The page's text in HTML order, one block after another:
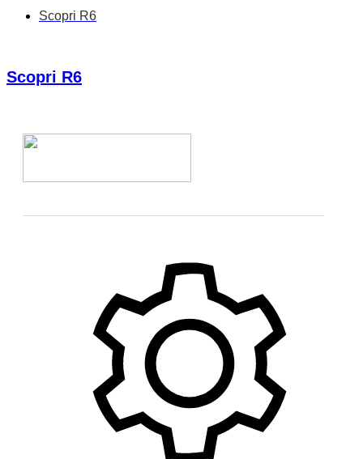
Scopri R6
Scopri R6